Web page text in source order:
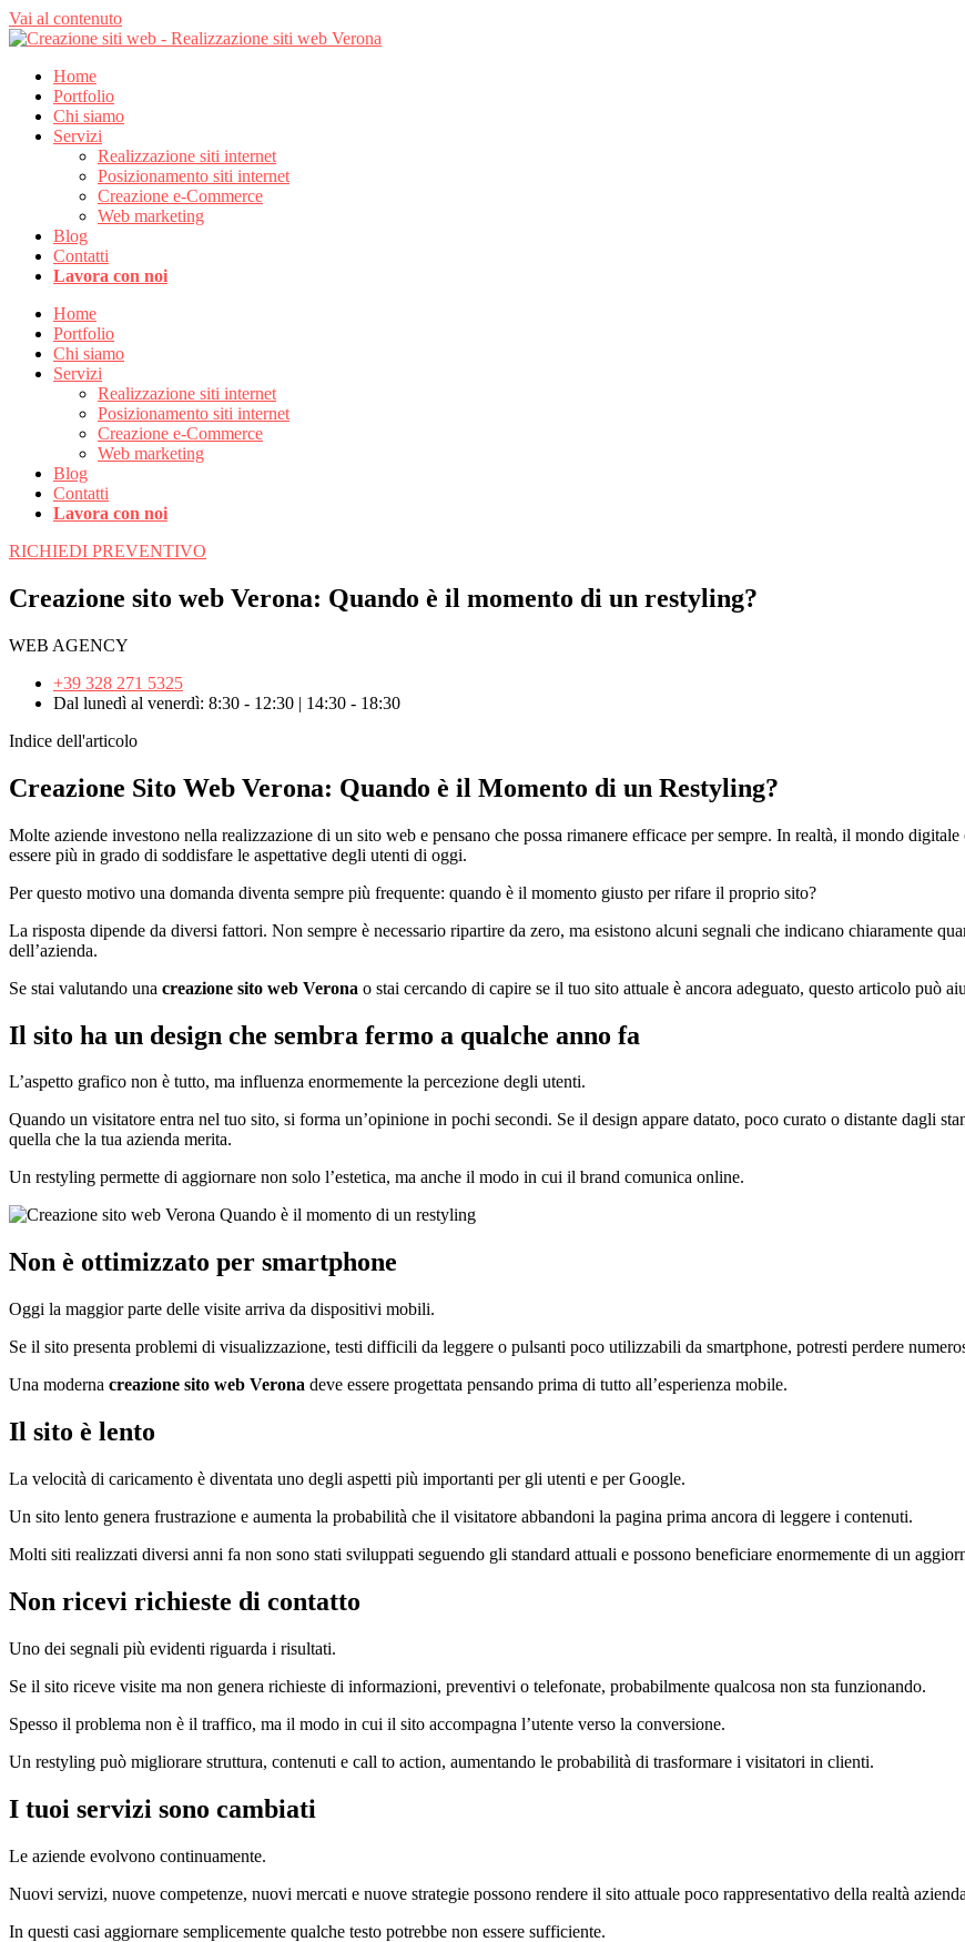
Vai al contenuto
Home
Portfolio
Chi siamo
Servizi
Realizzazione siti internet
Posizionamento siti internet
Creazione e-Commerce
Web marketing
Blog
Contatti
Lavora con noi
Home
Portfolio
Chi siamo
Servizi
Realizzazione siti internet
Posizionamento siti internet
Creazione e-Commerce
Web marketing
Blog
Contatti
Lavora con noi
RICHIEDI PREVENTIVO
Creazione sito web Verona: Quando è il momento di un restyling?
WEB AGENCY
+39 328 271 5325
Dal lunedì al venerdì: 8:30 - 12:30 | 14:30 - 18:30
Indice dell'articolo
Creazione Sito Web Verona: Quando è il Momento di un Restyling?
Molte aziende investono nella realizzazione di un sito web e pensano che possa rimanere efficace per sempre. In realtà, il mondo
essere più in grado di soddisfare le aspettative degli utenti di oggi.
Per questo motivo una domanda diventa sempre più frequente: quando è il momento giusto per rifare il proprio sito?
La risposta dipende da diversi fattori. Non sempre è necessario ripartire da zero, ma esistono alcuni segnali che indicano chiaramente
dell’azienda.
Se stai valutando una creazione sito web Verona o stai cercando di capire se il tuo sito attuale è ancora adeguato, questo articolo può
Il sito ha un design che sembra fermo a qualche anno fa
L’aspetto grafico non è tutto, ma influenza enormemente la percezione degli utenti.
Quando un visitatore entra nel tuo sito, si forma un’opinione in pochi secondi. Se il design appare datato, poco curato o distante dagli
quella che la tua azienda merita.
Un restyling permette di aggiornare non solo l’estetica, ma anche il modo in cui il brand comunica online.
Non è ottimizzato per smartphone
Oggi la maggior parte delle visite arriva da dispositivi mobili.
Se il sito presenta problemi di visualizzazione, testi difficili da leggere o pulsanti poco utilizzabili da smartphone, potresti perdere
Una moderna creazione sito web Verona deve essere progettata pensando prima di tutto all’esperienza mobile.
Il sito è lento
La velocità di caricamento è diventata uno degli aspetti più importanti per gli utenti e per Google.
Un sito lento genera frustrazione e aumenta la probabilità che il visitatore abbandoni la pagina prima ancora di leggere i contenuti.
Molti siti realizzati diversi anni fa non sono stati sviluppati seguendo gli standard attuali e possono beneficiare enormemente di un
Non ricevi richieste di contatto
Uno dei segnali più evidenti riguarda i risultati.
Se il sito riceve visite ma non genera richieste di informazioni, preventivi o telefonate, probabilmente qualcosa non sta funzionando.
Spesso il problema non è il traffico, ma il modo in cui il sito accompagna l’utente verso la conversione.
Un restyling può migliorare struttura, contenuti e call to action, aumentando le probabilità di trasformare i visitatori in clienti.
I tuoi servizi sono cambiati
Le aziende evolvono continuamente.
Nuovi servizi, nuove competenze, nuovi mercati e nuove strategie possono rendere il sito attuale poco rappresentativo della realtà
In questi casi aggiornare semplicemente qualche testo potrebbe non essere sufficiente.